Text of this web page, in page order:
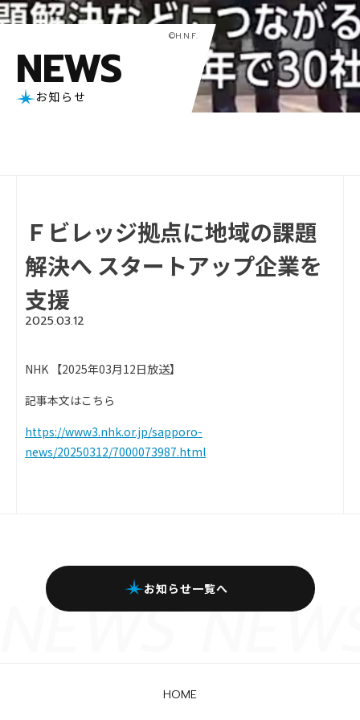
NEWS
お知らせ
Ｆビレッジ拠点に地域の課題
解決へ スタートアップ企業を
支援
2025.03.12
NHK 【2025年03月12日放送】
記事本文はこちら
https://www3.nhk.or.jp/sapporo-
news/20250312/7000073987.html
お知らせ一覧へ
HOME